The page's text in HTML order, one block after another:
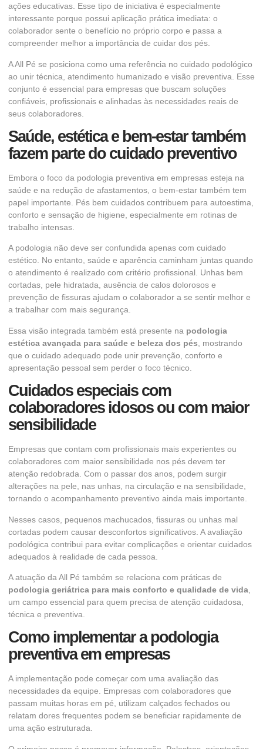
ações educativas. Esse tipo de iniciativa é especialmente
interessante porque possui aplicação prática imediata: o
colaborador sente o benefício no próprio corpo e passa a
compreender melhor a importância de cuidar dos pés.
A All Pé se posiciona como uma referência no cuidado podológico
ao unir técnica, atendimento humanizado e visão preventiva. Esse
conjunto é essencial para empresas que buscam soluções
confiáveis, profissionais e alinhadas às necessidades reais de
seus colaboradores.
Saúde, estética e bem-estar também
fazem parte do cuidado preventivo
Embora o foco da podologia preventiva em empresas esteja na
saúde e na redução de afastamentos, o bem-estar também tem
papel importante. Pés bem cuidados contribuem para autoestima,
conforto e sensação de higiene, especialmente em rotinas de
trabalho intensas.
A podologia não deve ser confundida apenas com cuidado
estético. No entanto, saúde e aparência caminham juntas quando
o atendimento é realizado com critério profissional. Unhas bem
cortadas, pele hidratada, ausência de calos dolorosos e
prevenção de fissuras ajudam o colaborador a se sentir melhor e
a trabalhar com mais segurança.
Essa visão integrada também está presente na podologia
estética avançada para saúde e beleza dos pés , mostrando
que o cuidado adequado pode unir prevenção, conforto e
apresentação pessoal sem perder o foco técnico.
Cuidados especiais com
colaboradores idosos ou com maior
sensibilidade
Empresas que contam com profissionais mais experientes ou
colaboradores com maior sensibilidade nos pés devem ter
atenção redobrada. Com o passar dos anos, podem surgir
alterações na pele, nas unhas, na circulação e na sensibilidade,
tornando o acompanhamento preventivo ainda mais importante.
Nesses casos, pequenos machucados, fissuras ou unhas mal
cortadas podem causar desconfortos significativos. A avaliação
podológica contribui para evitar complicações e orientar cuidados
adequados à realidade de cada pessoa.
A atuação da All Pé também se relaciona com práticas de
podologia geriátrica para mais conforto e qualidade de vida
um campo essencial para quem precisa de atenção cuidadosa,
técnica e preventiva.
Como implementar a podologia
preventiva em empresas
A implementação pode começar com uma avaliação das
necessidades da equipe. Empresas com colaboradores que
passam muitas horas em pé, utilizam calçados fechados ou
relatam dores frequentes podem se beneficiar rapidamente de
uma ação estruturada.